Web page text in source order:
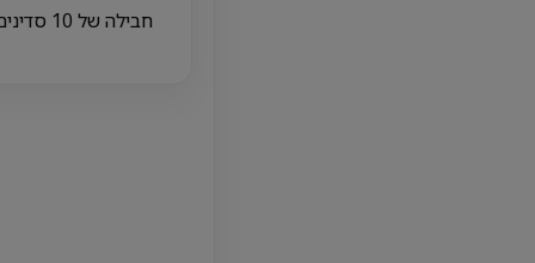
חבילה של 10 סדינים חד פעמי ברמה גבוהה למיטת טיפולים